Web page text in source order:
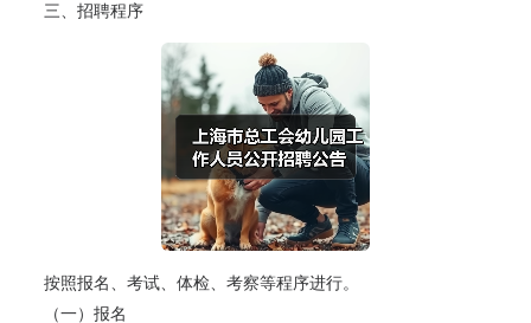
三、招聘程序
按照报名、考试、体检、考察等程序进行。
（一）报名